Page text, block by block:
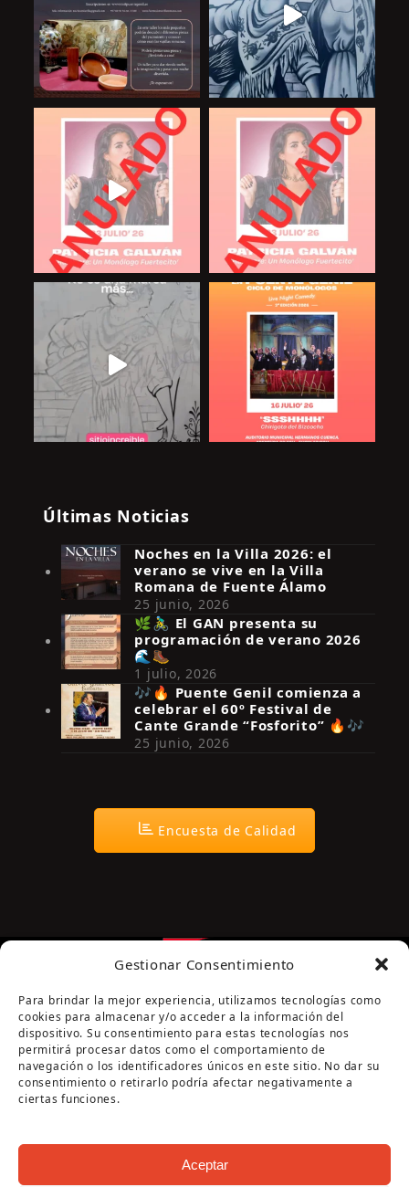
Gestionar Consentimiento
Para brindar la mejor experiencia, utilizamos tecnologías como
cookies para almacenar y/o acceder a la información del
dispositivo. Su consentimiento para estas tecnologías nos
permitirá procesar datos como el comportamiento de
navegación o los identificadores únicos en este sitio. No dar su
consentimiento o retirarlo podría afectar negativamente a
ciertas funciones.
Aceptar
Síguenos en Instagram
Últimas Noticias
Noches en la Villa 2026: el
verano se vive en la Villa
Romana de Fuente Álamo
25 junio, 2026
🌿🚴‍♂️ El GAN presenta su
programación de verano 2026
🌊🥾
1 julio, 2026
🎶🔥 Puente Genil comienza a
celebrar el 60º Festival de
Cante Grande “Fosforito” 🔥🎶
25 junio, 2026
Encuesta de Calidad
Página cofinanciada por la Diputación de Córdoba